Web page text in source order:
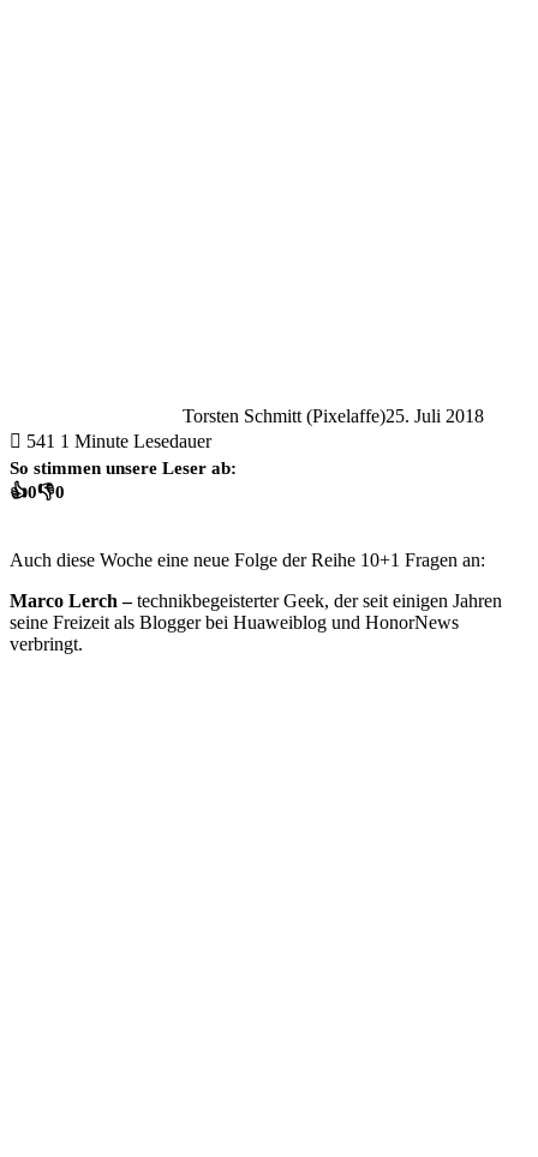
Torsten Schmitt (Pixelaffe)25. Juli 2018
541 1 Minute Lesedauer
So stimmen unsere Leser ab:
👍0👎0
Auch diese Woche eine neue Folge der Reihe 10+1 Fragen an:
Marco Lerch –technikbegeisterter Geek, der seit einigen Jahren
seine Freizeit als Blogger bei Huaweiblog und HonorNews
verbringt.